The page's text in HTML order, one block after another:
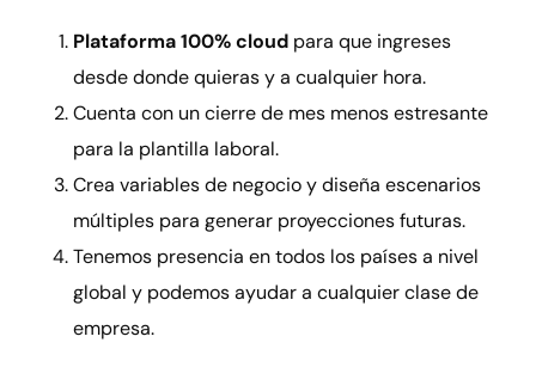
Plataforma 100% cloud para que ingreses
desde donde quieras y a cualquier hora.
Cuenta con un cierre de mes menos estresante
para la plantilla laboral.
Crea variables de negocio y diseña escenarios
múltiples para generar proyecciones futuras.
Tenemos presencia en todos los países a nivel
global y podemos ayudar a cualquier clase de
empresa.